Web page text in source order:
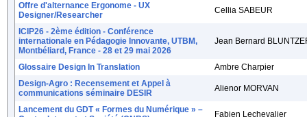
Offre d'alternance Ergonome - UX
Designer/Researcher
Cellia SABEUR
ICIP26 - 2ème édition - Conférence
internationale en Pédagogie Innovante, UTBM,
Montbéliard, France - 28 et 29 mai 2026
Jean Bernard
Glossaire Design In Translation
Ambre Charpier
Design-Agro : Recensement et Appel à
communications séminaire DESIR
Alienor MORVAN
Lancement du GDT « Formes du Numérique » –
Fabien Lechevalier